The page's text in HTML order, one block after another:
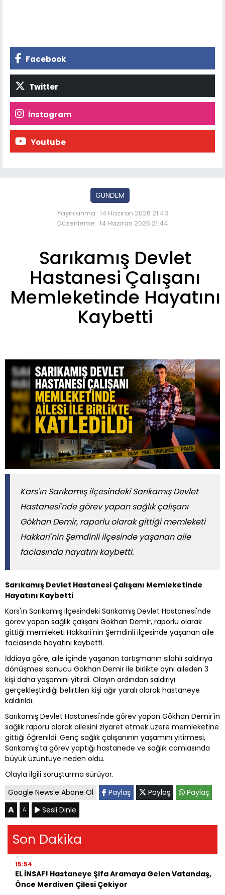
Facebook
Twitter
İnstagram
Youtube
GÜNDEM
Yayınlanma : 14 Haziran 2026 21:43
Düzenleme : 14 Haziran 2026 21:44
Sarıkamış Devlet
Hastanesi Çalışanı
Memleketinde Hayatını
Kaybetti
Kars'ın Sarıkamış ilçesindeki Sarıkamış Devlet
Hastanesi'nde görev yapan sağlık çalışanı
Gökhan Demir, raporlu olarak gittiği memleketi
Hakkari'nin Şemdinli ilçesinde yaşanan aile
faciasında hayatını kaybetti.
Sarıkamış Devlet Hastanesi Çalışanı Memleketinde
Hayatını Kaybetti
Kars'ın Sarıkamış ilçesindeki Sarıkamış Devlet Hastanesi'nde
görev yapan sağlık çalışanı Gökhan Demir, raporlu olarak
gittiği memleketi Hakkari'nin Şemdinli ilçesinde yaşanan aile
faciasında hayatını kaybetti.
İddiaya göre, aile içinde yaşanan tartışmanın silahlı saldırıya
dönüşmesi sonucu Gökhan Demir ile birlikte aynı aileden 3
kişi daha yaşamını yitirdi. Olayın ardından saldırıyı
gerçekleştirdiği belirtilen kişi ağır yaralı olarak hastaneye
kaldırıldı.
Sarıkamış Devlet Hastanesi'nde görev yapan Gökhan Demir'in
sağlık raporu alarak ailesini ziyaret etmek üzere memleketine
gittiği öğrenildi. Genç sağlık çalışanının yaşamını yitirmesi,
Sarıkamış'ta görev yaptığı hastanede ve sağlık camiasında
büyük üzüntüye neden oldu.
Olayla ilgili soruşturma sürüyor.
Google News'e Abone Ol
Paylaş Paylaş Paylaş
A A Sesli Dinle
Son Dakika
15:54
EL İNSAF! Hastaneye Şifa Aramaya Gelen Vatandaş,
Önce Merdiven Çilesi Çekiyor